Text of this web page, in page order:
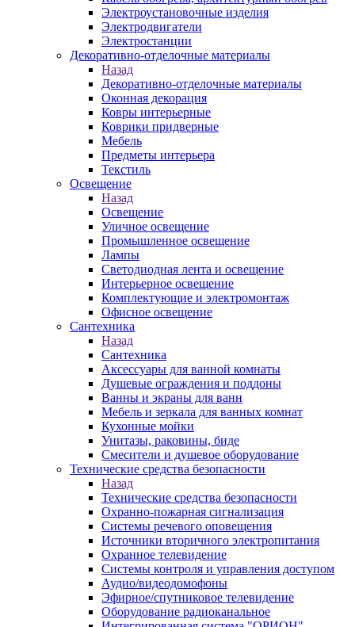
Электроустановочные изделия
Электродвигатели
Электростанции
Декоративно-отделочные материалы
Назад
Декоративно-отделочные материалы
Оконная декорация
Ковры интерьерные
Коврики придверные
Мебель
Предметы интерьера
Текстиль
Освещение
Назад
Освещение
Уличное освещение
Промышленное освещение
Лампы
Светодиодная лента и освещение
Интерьерное освещение
Комплектующие и электромонтаж
Офисное освещение
Сантехника
Назад
Сантехника
Аксессуары для ванной комнаты
Душевые ограждения и поддоны
Ванны и экраны для ванн
Мебель и зеркала для ванных комнат
Кухонные мойки
Унитазы, раковины, биде
Смесители и душевое оборудование
Технические средства безопасности
Назад
Технические средства безопасности
Охранно-пожарная сигнализация
Системы речевого оповещения
Источники вторичного электропитания
Охранное телевидение
Системы контроля и управления доступом
Аудио/видеодомофоны
Эфирное/спутниковое телевидение
Оборудование радиоканальное